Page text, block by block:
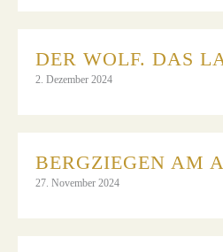
DER WOLF. DAS
2. Dezember 2024
BERGZIEGEN AM
27. November 2024